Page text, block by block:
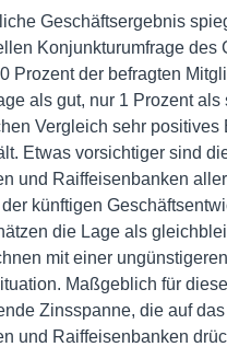
Geschäftsergebnis
Konjunkturumfrage des
Prozent der befragten
als gut, nur 1 Prozent als
Vergleich sehr positives
Etwas vorsichtiger sind
und Raiffeisenbanken
künftigen
die Lage als
mit einer ungünstigeren
Maßgeblich für
Zinsspanne, die auf
und Raiffeisenbanken